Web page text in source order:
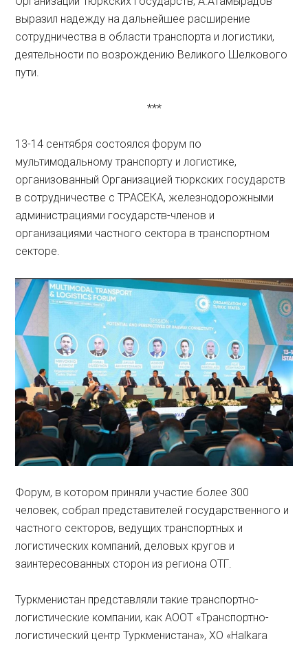
выразил надежду на дальнейшее расширение
сотрудничества в области транспорта и логистики,
деятельности по возрождению Великого Шелкового
пути.
***
13-14 сентября состоялся форум по
мультимодальному транспорту и логистике,
организованный Организацией тюркских государств
в сотрудничестве с ТРАСЕКА, железнодорожными
администрациями государств-членов и
организациями частного сектора в транспортном
секторе.
Форум, в котором приняли участие более 300
человек, собрал представителей государственного и
частного секторов, ведущих транспортных и
логистических компаний, деловых кругов и
заинтересованных сторон из региона ОТГ.
Туркменистан представляли такие транспортно-
логистические компании, как АООТ «Транспортно-
логистический центр Туркменистана», ХО «Halkara